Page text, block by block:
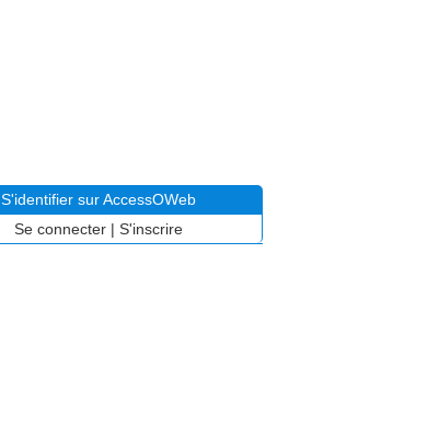
S'identifier sur AccessOWeb
Se connecter | S'inscrire